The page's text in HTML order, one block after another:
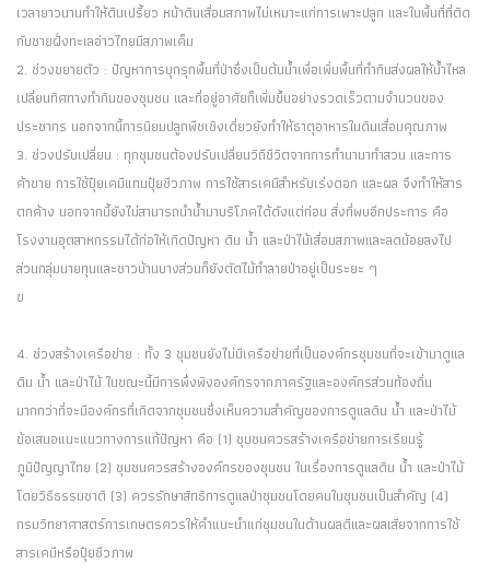
เวลายาวนานทำให้ดินเปรี้ยว หน้าดินเสื่อมสภาพไม่เหมาะแก่การเพาะปลูก และในพื้นที่ที่ติด
กับชายฝั่งทะเลอ่าวไทยมีสภาพเค็ม
2. ช่วงขยายตัว : ปัญหาการบุกรุกพื้นที่ป่าซึ่งเป็นต้นน้ำเพื่อเพิ่มพื้นที่ทำกินส่งผลให้น้ำไหล
เปลี่ยนทิศทางทำกินของชุมชน และที่อยู่อาศัยก็เพิ่มขึ้นอย่างรวดเร็วตามจำนวนของ
ประชากร นอกจากนี้การนิยมปลูกพืชเชิงเดี่ยวยังทำให้ธาตุอาหารในดินเสื่อมคุณภาพ
3. ช่วงปรับเปลี่ยน : ทุกชุมชนต้องปรับเปลี่ยนวิถีชีวิตจากการทำนามาทำสวน และการ
ค้าขาย การใช้ปุ๋ยเคมีแทนปุ๋ยชีวภาพ การใช้สารเคมีสำหรับเร่งดอก และผล จึงทำให้สาร
ตกค้าง นอกจากนี้ยังไม่สามารถนำน้ำมาบริโภคได้ดังแต่ก่อน สิ่งที่พบอีกประการ คือ
โรงงานอุตสาหกรรมได้ก่อให้เกิดปัญหา ดิน น้ำ และป่าไม้เสื่อมสภาพและลดน้อยลงไป
ส่วนกลุ่มนายทุนและชาวบ้านบางส่วนก็ยังตัดไม้ทำลายป่าอยู่เป็นระยะ ๆ
ข
4. ช่วงสร้างเครือข่าย : ทั้ง 3 ชุมชนยังไม่มีเครือข่ายที่เป็นองค์กรชุมชนที่จะเข้ามาดูแล
ดิน น้ำ และป่าไม้ ในขณะนี้มีการพึ่งพิงองค์กรจากภาครัฐและองค์กรส่วนท้องถิ่น
มากกว่าที่จะมีองค์กรที่เกิดจากชุมชนซึ่งเห็นความสำคัญของการดูแลดิน น้ำ และป่าไม้
ข้อเสนอแนะแนวทางการแก้ปัญหา คือ (1) ชุมชนควรสร้างเครือข่ายการเรียนรู้
ภูมิปัญญาไทย (2) ชุมชนควรสร้างองค์กรของชุมชน ในเรื่องการดูแลดิน น้ำ และป่าไม้
โดยวิธีธรรมชาติ (3) ควรรักษาสิทธิการดูแลป่าชุมชนโดยคนในชุมชนเป็นสำคัญ (4)
กรมวิทยาศาสตร์การเกษตรควรให้คำแนะนำแก่ชุมชนในด้านผลดีและผลเสียจากการใช้
สารเคมีหรือปุ๋ยชีวภาพ